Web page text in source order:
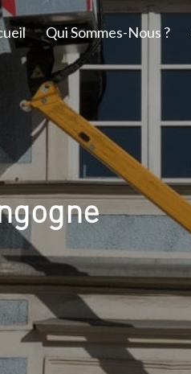
Qui Sommes-Nous ?